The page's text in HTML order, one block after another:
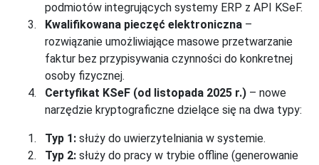
podmiotów integrujących systemy ERP z API KSeF.
Kwalifikowana pieczęć elektroniczna –
rozwiązanie umożliwiające masowe przetwarzanie
faktur bez przypisywania czynności do konkretnej
osoby fizycznej.
Certyfikat KSeF (od listopada 2025 r.) – nowe
narzędzie kryptograficzne dzielące się na dwa typy:
Typ 1: służy do uwierzytelniania w systemie.
Typ 2: służy do pracy w trybie offline (generowanie